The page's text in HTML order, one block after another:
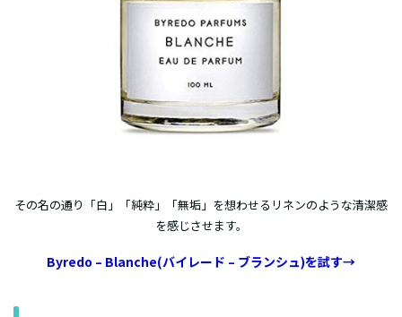
その名の通り「白」「純粋」「無垢」を想わせるリネンのような清潔感
を感じさせます。
Byredo – Blanche(バイレード – ブランシュ)を試す→